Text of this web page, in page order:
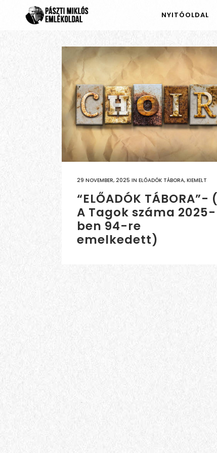
NYITÓOLDAL
29 NOVEMBER, 2025 IN ELŐADÓK TÁBORA, KIEMELT
“ELŐADÓK TÁBORA”- (
A Tagok száma 2025-
ben 94-re
emelkedett)